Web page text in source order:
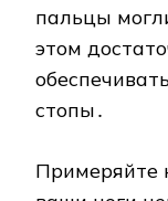
пальцы
этом
стопы․
Примеряйте